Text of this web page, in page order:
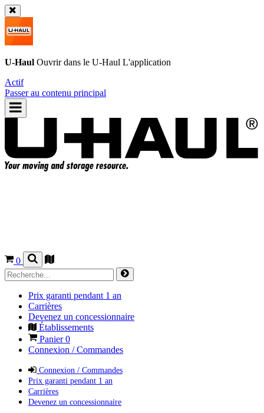
U-Haul Ouvrir dans le U-Haul L'application
Actif
Passer au contenu principal
0
Prix garanti pendant 1 an
Carrières
Devenez un concessionnaire
Établissements
Panier0
Connexion / Commandes
Connexion / Commandes
Prix garanti pendant 1 an
Carrières
Devenez un concessionnaire